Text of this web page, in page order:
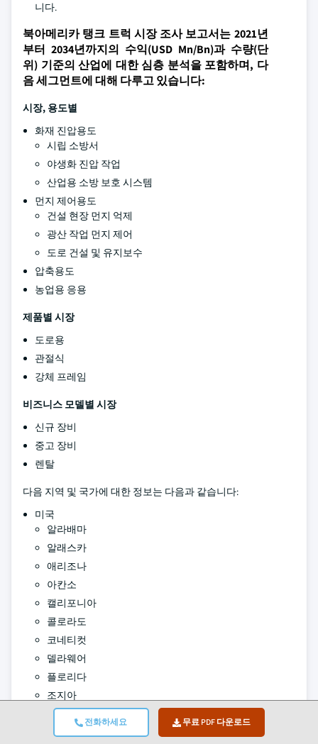
전화하세요 무료 PDF 다운로드
니다.
북아메리카 탱크 트럭 시장 조사 보고서는 2021년
부터 2034년까지의 수익(USD Mn/Bn)과 수량(단
위) 기준의 산업에 대한 심층 분석을 포함하며, 다
음 세그먼트에 대해 다루고 있습니다:
시장, 용도별
화재 진압용도
시립 소방서
야생화 진압 작업
산업용 소방 보호 시스템
먼지 제어용도
건설 현장 먼지 억제
광산 작업 먼지 제어
도로 건설 및 유지보수
압축용도
농업용 응용
제품별 시장
도로용
관절식
강체 프레임
비즈니스 모델별 시장
신규 장비
중고 장비
렌탈
다음 지역 및 국가에 대한 정보는 다음과 같습니다:
미국
알라배마
알래스카
애리조나
아칸소
캘리포니아
콜로라도
코네티컷
델라웨어
플로리다
조지아
하와이
아이다호